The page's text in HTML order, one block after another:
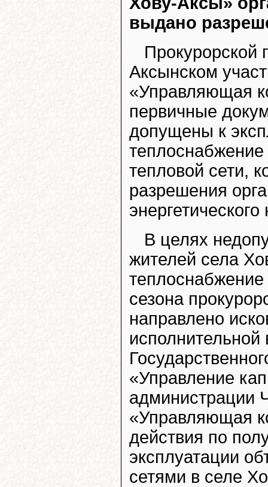
выдано
Прокурорской
Аксынском
«Управляющая
первичные
допущены к
теплоснабжение
тепловой сети,
разрешения
В целях
жителей села
теплоснабжение
сезона
направлено
исполнительной
«Управление
администрации
«Управляющая
действия по
эксплуатации
сетями в селе